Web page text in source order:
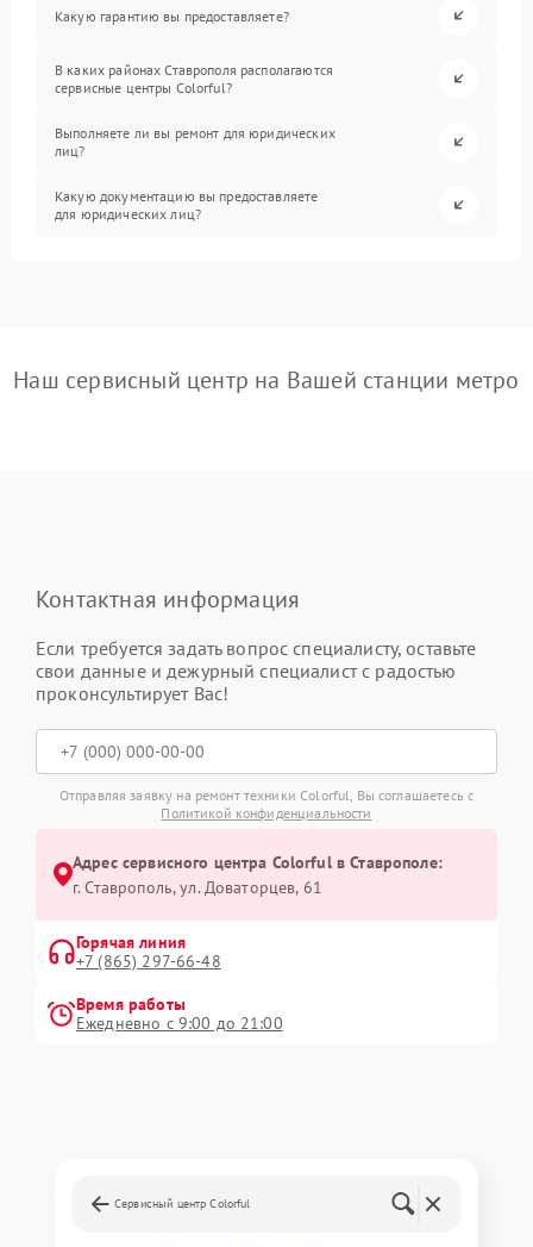
Какую гарантию вы предоставляете?
В каких районах Ставрополя располагаются
сервисные центры Colorful?
Выполняете ли вы ремонт для юридических
лиц?
Какую документацию вы предоставляете
для юридических лиц?
Наш сервисный центр на Вашей станции метро
Контактная информация
Если требуется задать вопрос специалисту, оставьте
свои данные и дежурный специалист с радостью
проконсультирует Вас!
Отправляя заявку на ремонт техники Colorful, Вы соглашаетесь с
Политикой конфиденциальности
Адрес сервисного центра Colorful в Ставрополе:
г. Ставрополь, ул. Доваторцев, 61
Горячая линия
+7 (865) 297-66-48
Время работы
Ежедневно с 9:00 до 21:00
Сервисный центр Colorful